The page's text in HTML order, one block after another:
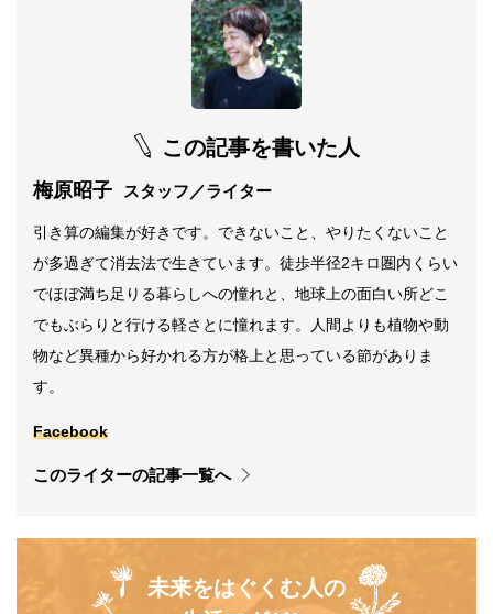
この記事を書いた人
梅原昭子 スタッフ／ライター
引き算の編集が好きです。できないこと、やりたくないこと
が多過ぎて消去法で生きています。徒歩半径2キロ圏内くらい
でほぼ満ち足りる暮らしへの憧れと、地球上の面白い所どこ
でもぶらりと行ける軽さとに憧れます。人間よりも植物や動
物など異種から好かれる方が格上と思っている節がありま
す。
Facebook
このライターの記事一覧へ
未来をはぐくむ人の